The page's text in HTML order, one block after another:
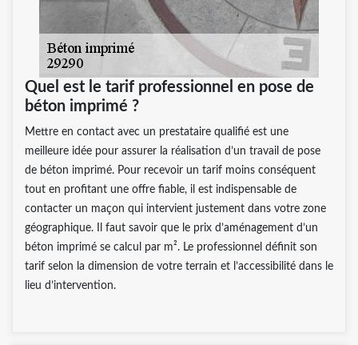
Quel est le tarif professionnel en pose de
béton imprimé ?
Mettre en contact avec un prestataire qualifié est une
meilleure idée pour assurer la réalisation d’un travail de pose
de béton imprimé. Pour recevoir un tarif moins conséquent
tout en profitant une offre fiable, il est indispensable de
contacter un maçon qui intervient justement dans votre zone
géographique. Il faut savoir que le prix d’aménagement d’un
béton imprimé se calcul par m². Le professionnel définit son
tarif selon la dimension de votre terrain et l’accessibilité dans le
lieu d’intervention.